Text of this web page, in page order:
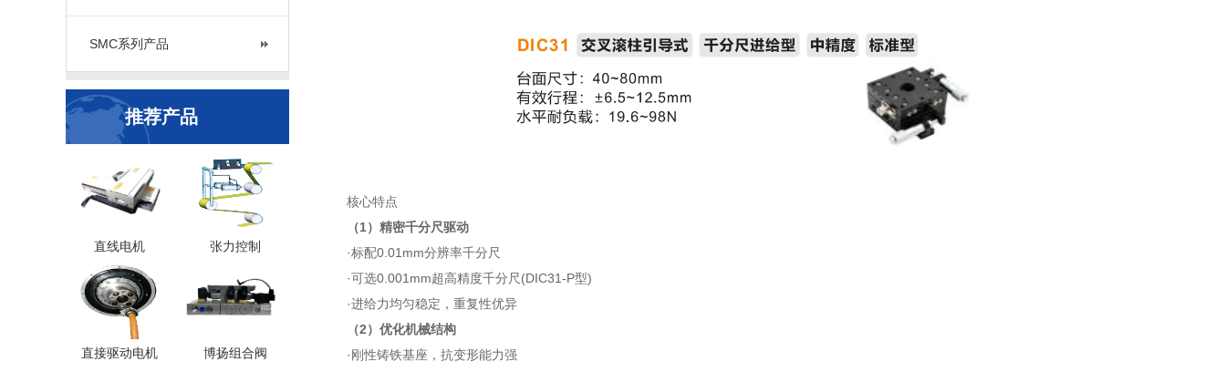
SMC系列产品
推荐产品
直线电机 张力控制
直接驱动电机
博扬组合阀
核心特点
（1）精密千分尺驱动
·标配0.01mm分辨率千分尺
·可选0.001mm超高精度千分尺(DIC31-P型)
·进给力均匀稳定，重复性优异
（2）优化机械结构
·刚性铸铁基座，抗变形能力强